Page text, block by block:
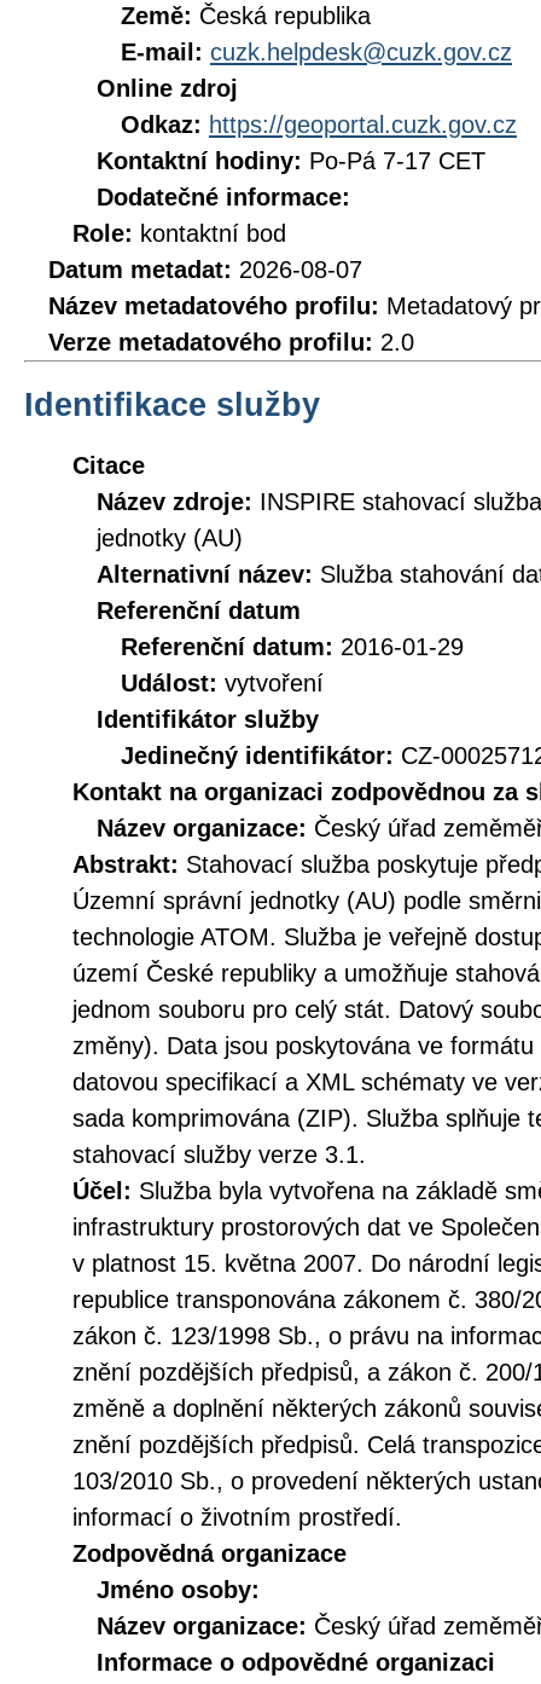
Země: Česká republika
E-mail: cuzk.helpdesk@cuzk.gov.cz
Online zdroj
Odkaz: https://geoportal.cuzk.gov.cz
Kontaktní hodiny: Po-Pá 7-17 CET
Dodatečné informace:
Role: kontaktní bod
Datum metadat: 2026-08-07
Název metadatového profilu: Metadatový
Verze metadatového profilu: 2.0
Identifikace služby
Citace
Název zdroje: INSPIRE stahovací
jednotky (AU)
Alternativní název: Služba stahování
Referenční datum
Referenční datum: 2016-01-29
Událost: vytvoření
Identifikátor služby
Jedinečný identifikátor: CZ-
Kontakt na organizaci zodpovědnou za
Název organizace: Český úřad
Abstrakt: Stahovací služba poskytuje
Územní správní jednotky (AU) podle
technologie ATOM. Služba je veřejně
území České republiky a umožňuje
jednom souboru pro celý stát. Datový
změny). Data jsou poskytována ve
datovou specifikací a XML schématy ve
sada komprimována (ZIP). Služba splňuje
stahovací služby verze 3.1.
Účel: Služba byla vytvořena na základě
infrastruktury prostorových dat ve
v platnost 15. května 2007. Do národní
republice transponována zákonem č. 380/
zákon č. 123/1998 Sb., o právu na
znění pozdějších předpisů, a zákon č.
změně a doplnění některých zákonů
znění pozdějších předpisů. Celá
103/2010 Sb., o provedení některých
informací o životním prostředí.
Zodpovědná organizace
Jméno osoby:
Název organizace: Český úřad
Informace o odpovědné organizaci